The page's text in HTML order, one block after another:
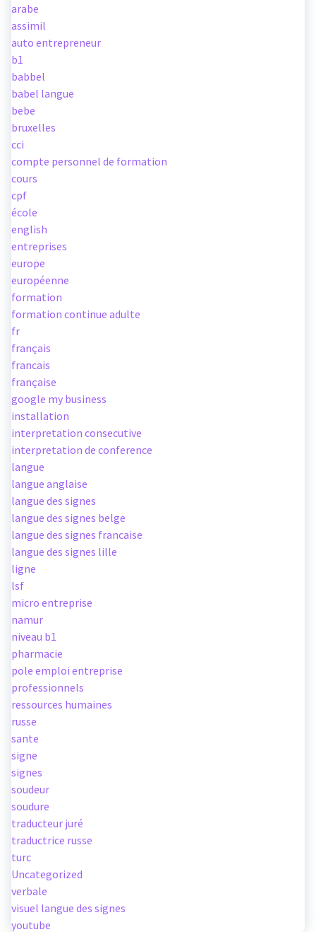
arabe
assimil
auto entrepreneur
b1
babbel
babel langue
bebe
bruxelles
cci
compte personnel de formation
cours
cpf
école
english
entreprises
europe
européenne
formation
formation continue adulte
fr
français
francais
française
google my business
installation
interpretation consecutive
interpretation de conference
langue
langue anglaise
langue des signes
langue des signes belge
langue des signes francaise
langue des signes lille
ligne
lsf
micro entreprise
namur
niveau b1
pharmacie
pole emploi entreprise
professionnels
ressources humaines
russe
sante
signe
signes
soudeur
soudure
traducteur juré
traductrice russe
turc
Uncategorized
verbale
visuel langue des signes
youtube